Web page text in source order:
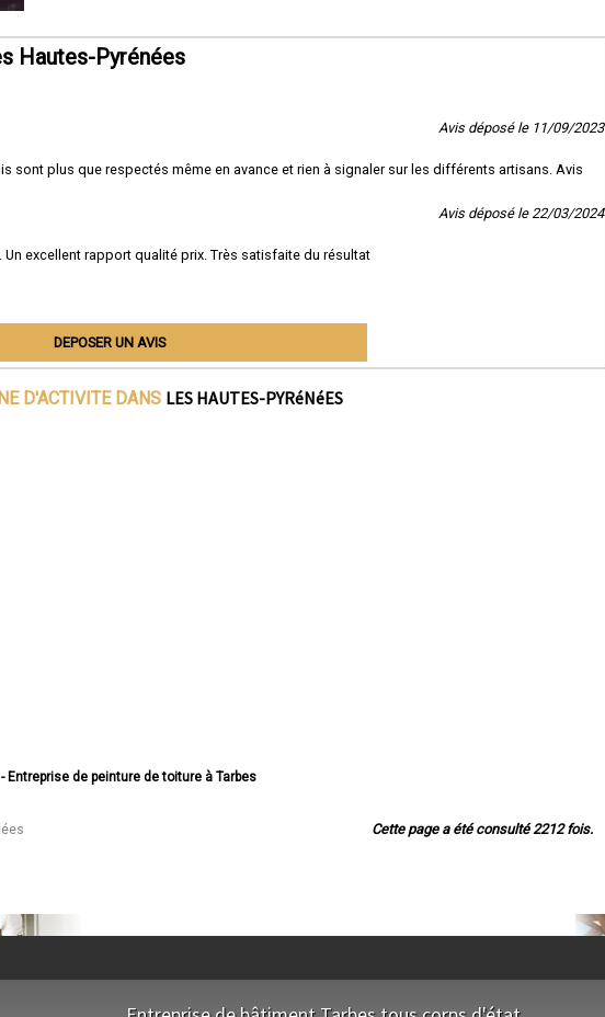
Hautes-Pyrénées
Avis déposé le 11/09/2023
plus que respectés même en avance et rien à signaler sur les différents artisans. Avis
Avis déposé le 22/03/2024
excellent rapport qualité prix. Très satisfaite du résultat
DEPOSER UN AVIS
D'ACTIVITE DANS LES HAUTES-PYRéNéES
- Entreprise de peinture de toiture à Tarbes
de peinture de toiture à Aureilhan
de peinture de toiture à Bordères-sur-l'Échez
- Entreprise de peinture de toiture à Juillan
- Entreprise de peinture de toiture à Soues
Cette page a été consulté 2212 fois.